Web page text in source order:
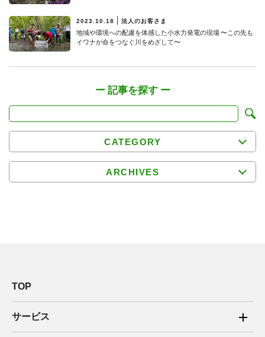
2023.10.18 法人のお客さま
地域や環境への配慮を体感した小水力発電の現場 〜この先も
イワナが命をつなぐ川をめざして〜
CATEGORY
ARCHIVES
TOP
サービス